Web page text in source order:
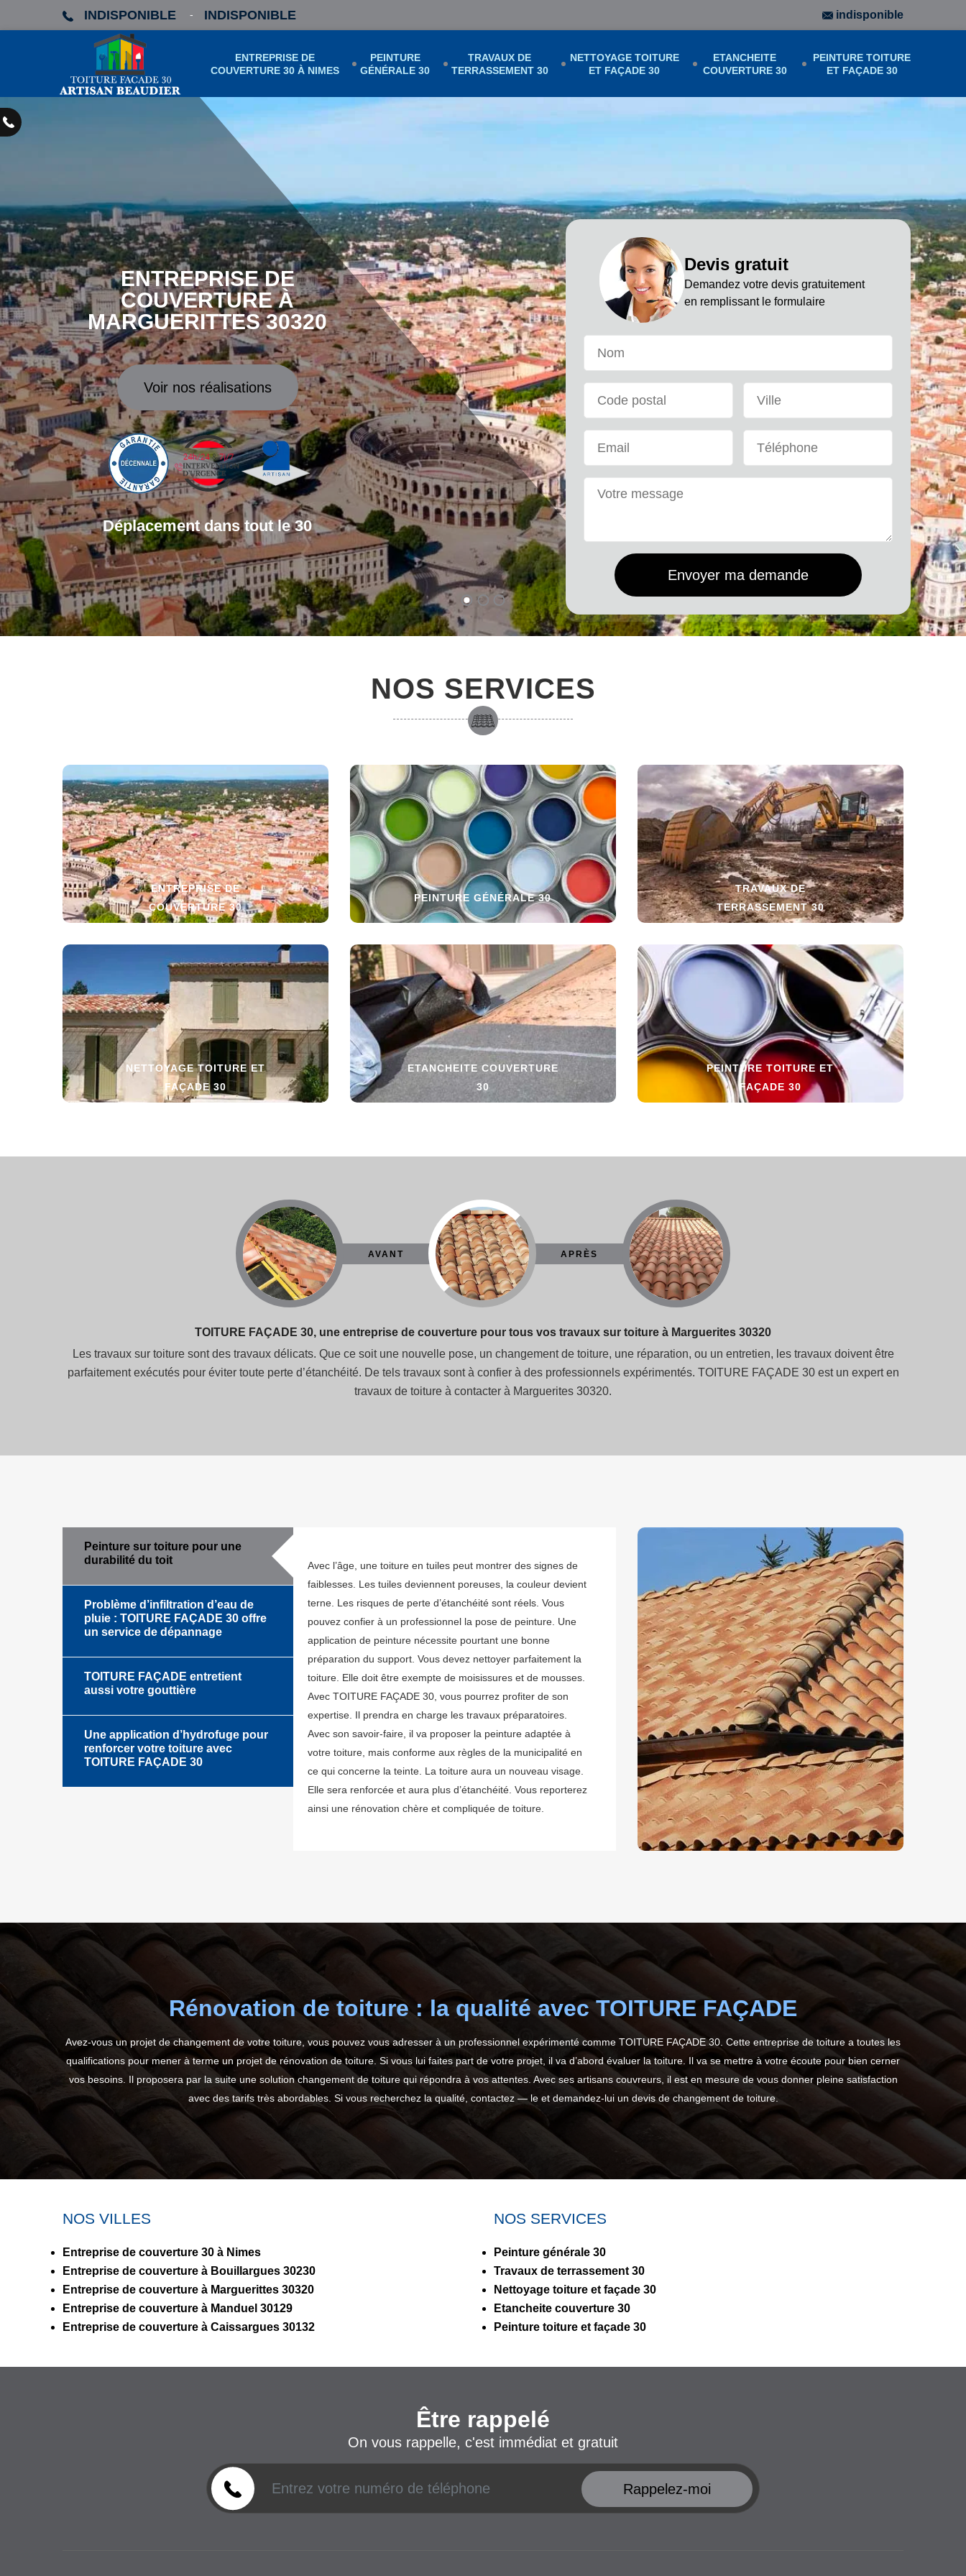
INDISPONIBLE - INDISPONIBLE indisponible
ENTREPRISE DE
COUVERTURE 30 À NIMES
PEINTURE
GÉNÉRALE 30
TRAVAUX DE
TERRASSEMENT 30
NETTOYAGE TOITURE
ET FAÇADE 30
ETANCHEITE
COUVERTURE 30
PEINTURE TOITURE
ET FAÇADE 30
ENTREPRISE DE
COUVERTURE À
MARGUERITTES 30320
Voir nos réalisations
Déplacement dans tout le 30
Devis gratuit
Demandez votre devis gratuitement
en remplissant le formulaire
NOS SERVICES
ENTREPRISE DE
COUVERTURE 30
PEINTURE GÉNÉRALE 30
TRAVAUX DE
TERRASSEMENT 30
NETTOYAGE TOITURE ET
FAÇADE 30
ETANCHEITE COUVERTURE
30
PEINTURE TOITURE ET
FAÇADE 30
AVANT APRÈS
TOITURE FAÇADE 30, une entreprise de couverture pour tous vos travaux sur toiture à Marguerites 30320
Les travaux sur toiture sont des travaux délicats. Que ce soit une nouvelle pose, un changement de toiture, une réparation, ou un entretien, les travaux doivent être
parfaitement exécutés pour éviter toute perte d’étanchéité. De tels travaux sont à confier à des professionnels expérimentés. TOITURE FAÇADE 30 est un expert en
travaux de toiture à contacter à Marguerites 30320.
Peinture sur toiture pour une
durabilité du toit
Problème d’infiltration d’eau de
pluie : TOITURE FAÇADE 30 offre
un service de dépannage
TOITURE FAÇADE entretient
aussi votre gouttière
Une application d’hydrofuge pour
renforcer votre toiture avec
TOITURE FAÇADE 30
Avec l’âge, une toiture en tuiles peut montrer des signes de
faiblesses. Les tuiles deviennent poreuses, la couleur devient
terne. Les risques de perte d’étanchéité sont réels. Vous
pouvez confier à un professionnel la pose de peinture. Une
application de peinture nécessite pourtant une bonne
préparation du support. Vous devez nettoyer parfaitement la
toiture. Elle doit être exempte de moisissures et de mousses.
Avec TOITURE FAÇADE 30, vous pourrez profiter de son
expertise. Il prendra en charge les travaux préparatoires.
Avec son savoir-faire, il va proposer la peinture adaptée à
votre toiture, mais conforme aux règles de la municipalité en
ce qui concerne la teinte. La toiture aura un nouveau visage.
Elle sera renforcée et aura plus d’étanchéité. Vous reporterez
ainsi une rénovation chère et compliquée de toiture.
Rénovation de toiture : la qualité avec TOITURE FAÇADE
Avez-vous un projet de changement de votre toiture, vous pouvez vous adresser à un professionnel expérimenté comme TOITURE FAÇADE 30. Cette entreprise de toiture a toutes les
qualifications pour mener à terme un projet de rénovation de toiture. Si vous lui faites part de votre projet, il va d’abord évaluer la toiture. Il va se mettre à votre écoute pour bien cerner
vos besoins. Il proposera par la suite une solution changement de toiture qui répondra à vos attentes. Avec ses artisans couvreurs, il est en mesure de vous donner pleine satisfaction
avec des tarifs très abordables. Si vous recherchez la qualité, contactez — le et demandez-lui un devis de changement de toiture.
NOS VILLES
Entreprise de couverture 30 à Nimes
Entreprise de couverture à Bouillargues 30230
Entreprise de couverture à Marguerittes 30320
Entreprise de couverture à Manduel 30129
Entreprise de couverture à Caissargues 30132
NOS SERVICES
Peinture générale 30
Travaux de terrassement 30
Nettoyage toiture et façade 30
Etancheite couverture 30
Peinture toiture et façade 30
Être rappelé
On vous rappelle, c'est immédiat et gratuit